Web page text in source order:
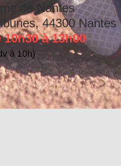
de Nantes
44300 Nantes
à 13h00
à 10h)